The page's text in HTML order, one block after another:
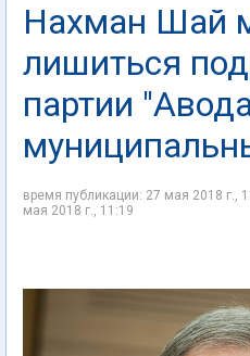
Нахман Шай
лишиться
партии
время публикации: 27 мая 2018 г.,
мая 2018 г., 11:19